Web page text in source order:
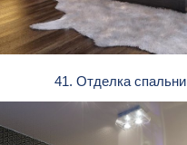
41. Отделка спальни